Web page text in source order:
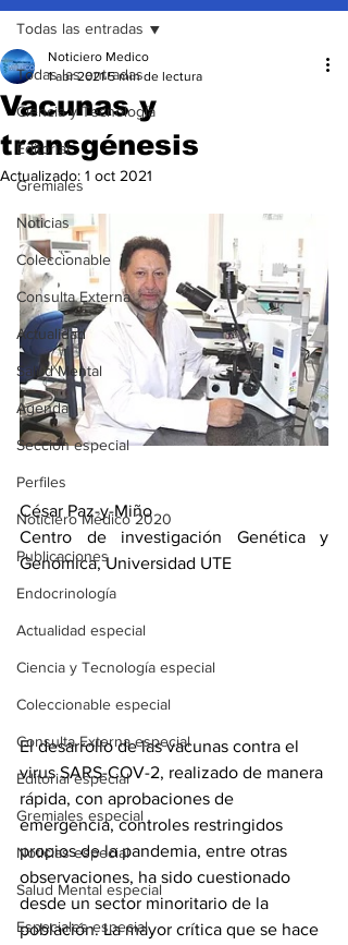
Todas las entradas
Ciencia y Tecnología
Editorial
Gremiales
Noticias
Coleccionable
Consulta Externa
Actualidad
Salud Mental
Agenda
Sección especial
Perfiles
Noticiero Médico 2020
Publicaciones
Endocrinología
Actualidad especial
Ciencia y Tecnología especial
Coleccionable especial
Consulta Externa especial
Editorial especial
Gremiales especial
Noticias especial
Salud Mental especial
Especiales especial
Todas las entradas
Vacunas y
transgénesis
Noticiero Medico
1 abr 2021 5 min de lectura
Actualizado: 1 oct 2021
César Paz-y-Miño
Centro de investigación Genética y
Genómica, Universidad UTE
El desarrollo de las vacunas contra el
virus SARS-COV-2, realizado de manera
rápida, con aprobaciones de
emergencia, controles restringidos
propios de la pandemia, entre otras
observaciones, ha sido cuestionado
desde un sector minoritario de la
población. La mayor crítica que se hace